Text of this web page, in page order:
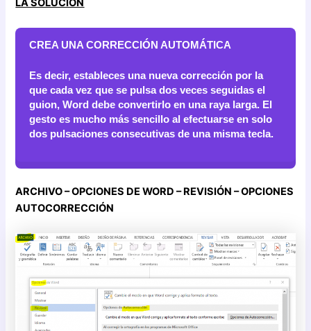
LA SOLUCIÓN
CREA UNA CORRECCIÓN AUTOMÁTICA
Es decir, estableces una nueva corrección por la
que cada vez que se pulsa dos veces seguidas el
guion, Word debe convertirlo en una raya larga. El
gesto es mucho más sencillo al efectuarse en solo
dos pulsaciones consecutivas de una misma tecla.
ARCHIVO – OPCIONES DE WORD – REVISIÓN – OPCIONES
AUTOCORRECCIÓN